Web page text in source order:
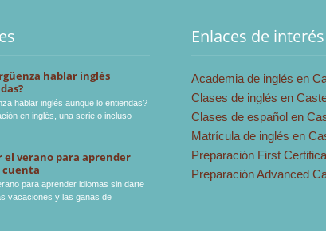
hablar inglés
hablar inglés aunque lo entiendas?
en inglés, una serie o incluso
el verano para aprender
cuenta
para aprender idiomas sin darte
vacaciones y las ganas de
Enlaces de interés
Academia de inglés en
Clases de inglés en
Clases de español en
Matrícula de inglés en
Preparación First
Preparación Advanced